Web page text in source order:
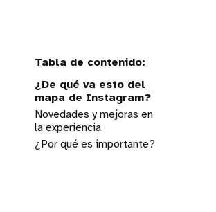
¿De qué va esto del
mapa de Instagram?
Novedades y mejoras en
la experiencia
¿Por qué es importante?